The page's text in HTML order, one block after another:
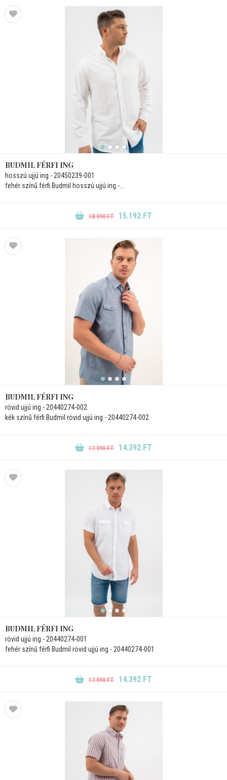
BUDMIL FÉRFI ING
hosszú ujjú ing - 20450239-001
fehér színű férfi Budmil hosszú ujjú ing -...
18.990 FT 15.192 FT
BUDMIL FÉRFI ING
rövid ujjú ing - 20440274-002
kék színű férfi Budmil rövid ujjú ing - 20440274-002
17.990 FT 14.392 FT
BUDMIL FÉRFI ING
rövid ujjú ing - 20440274-001
fehér színű férfi Budmil rövid ujjú ing - 20440274-001
17.990 FT 14.392 FT